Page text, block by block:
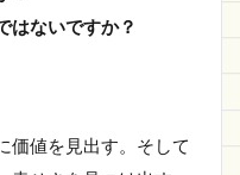
はないですか？
価値を見出す。そして